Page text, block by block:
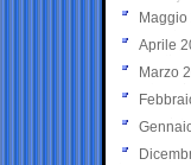
Maggio
Aprile
Marzo